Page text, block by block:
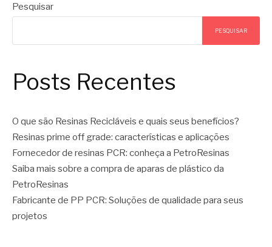
Pesquisar
PESQUISAR
Posts Recentes
O que são Resinas Recicláveis e quais seus benefícios?
Resinas prime off grade: características e aplicações
Fornecedor de resinas PCR: conheça a PetroResinas
Saiba mais sobre a compra de aparas de plástico da
PetroResinas
Fabricante de PP PCR: Soluções de qualidade para seus
projetos